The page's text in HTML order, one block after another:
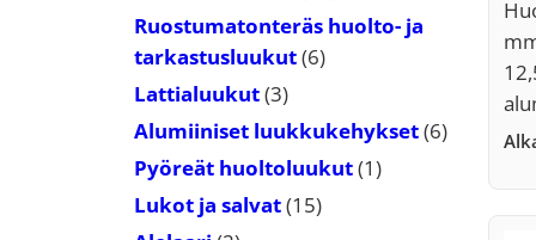
tuotetta
Ruostumatonteräs huolto- ja
tarkastusluukut 66
Lattialuukut 33
tuotetta
Alumiiniset luukkukehykset 66
Pyöreät huoltoluukut 11
Lukot ja salvat 1515